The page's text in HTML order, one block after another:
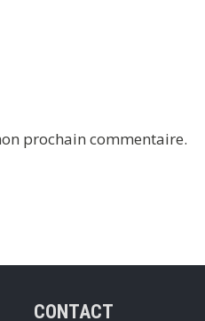
prochain commentaire.
CONTACT